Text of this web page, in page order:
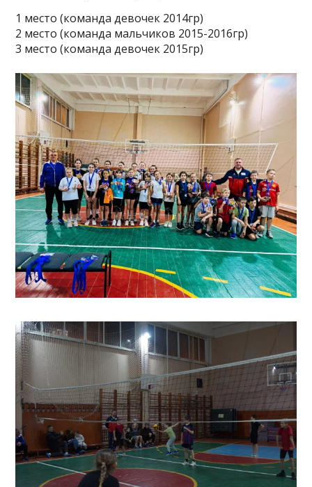
1 место (команда девочек 2014гр)
2 место (команда мальчиков 2015-2016гр)
3 место (команда девочек 2015гр)